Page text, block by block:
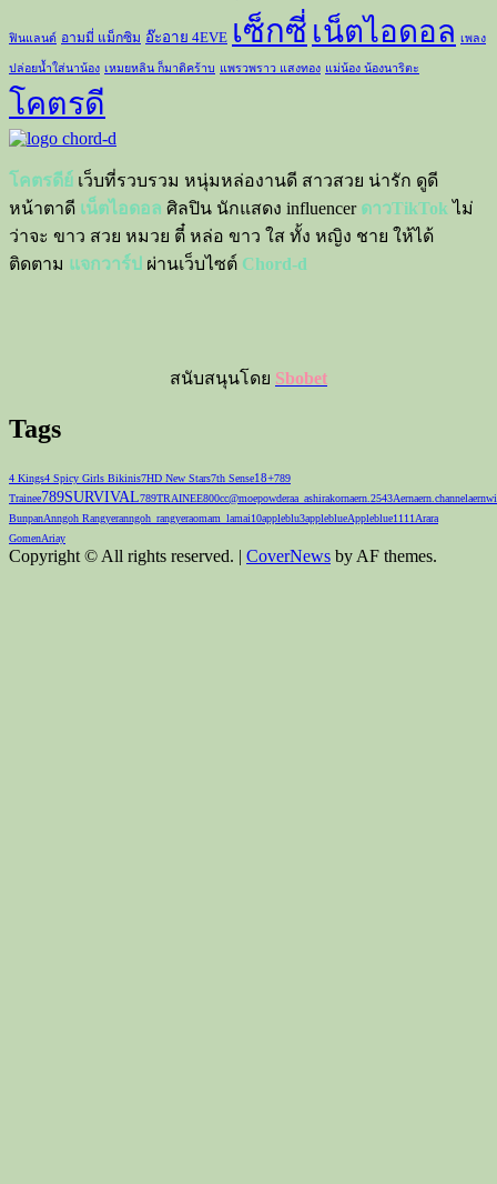
ฟินแลนด์ อามมี่ แม็กซิม อ๊ะอาย 4EVE เซ็กซี่ เน็ตไอดอล เพลง
ปล่อยน้ำใส่นาน้อง เหมยหลิน ก็มาดิคร้าบ แพรวพราว แสงทอง แม่น้อง น้องนาริตะ
โคตรดี
โคตรดีย์ เว็บที่รวบรวม หนุ่มหล่องานดี สาวสวย น่ารัก ดูดี
หน้าตาดี เน็ตไอดอล ศิลปิน นักแสดง influencer ดาวTikTok ไม่
ว่าจะ ขาว สวย หมวย ตี๋ หล่อ ขาว ใส ทั้ง หญิง ชาย ให้ได้
ติดตาม แจกวาร์ป ผ่านเว็บไซต์ Chord-d
สนับสนุนโดย Sbobet
Tags
4 Kings4 Spicy Girls Bikinis7HD New Stars7th Sense18+789
Trainee789SURVIVAL789TRAINEE800cc@moepowderaa_ashirakornaern.2543Aernaern.channel
BunpanAnngoh Rangyeranngoh_rangyeraomam_lamai10appleblu3appleblueAppleblue1111 Arara
GomenAriay
Copyright © All rights reserved. | CoverNews by AF themes.